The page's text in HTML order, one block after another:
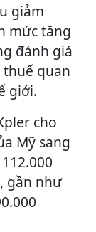
giảm
mức tăng
đánh giá
thuế quan
giới.
cho
Mỹ sang
gần như